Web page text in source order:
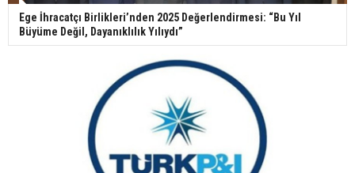
Ege İhracatçı Birlikleri’nden 2025 Değerlendirmesi: “Bu Yıl
Büyüme Değil, Dayanıklılık Yılıydı”